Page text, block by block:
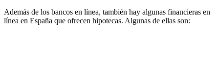
Además de los bancos en línea, también hay algunas financieras en
línea en España que ofrecen hipotecas. Algunas de ellas son: